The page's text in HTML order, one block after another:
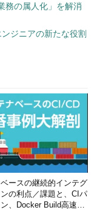
務の属人化」を解消
ンジニアの新たな役割
ースの継続的インテグ
の利点／課題と、CIパ
、Docker Build高速化